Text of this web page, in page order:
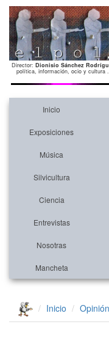
Director: Dionisio Sánchez
política, información, ocio y cultura
Inicio
Exposiciones
Música
Silvicultura
Ciencia
Entrevistas
Nosotras
Mancheta
Inicio Opinión